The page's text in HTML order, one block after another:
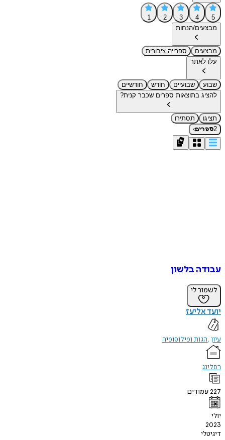
5
4
3
2
1
מבצעים/הנחות
מבצעים
ספרייה ציבורית
עלו לאתר
שבוע שבועיים חודש
חודשיים
להציג בתוצאות ספרים שכבר קנית?
תציגו
תסתירו
2ספרים›
עבודה בלשון
לשמור לי
יועד אליעז
עיון הגות ופילוסופיה
רסלינג
227עמודים
יולי
2023
דיגיטלי